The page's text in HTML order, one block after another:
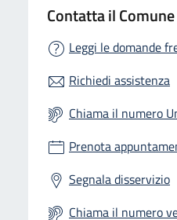
Contatta il Comune
Leggi le domande
Richiedi assistenza
Chiama il numero
Prenota
Segnala disservizio
Chiama il numero